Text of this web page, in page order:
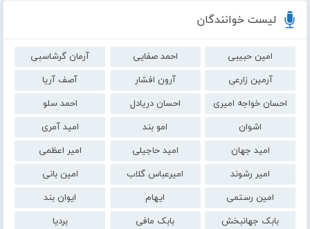
لیست خوانندگان
امین حبیبی احمد صفایی
آرمان گرشاسبی
آرمین زارعی
آرون افشار
آصف آریا
احسان خواجه امیری
احسان دریادل
احمد سلو
اشوان
امو بند
امید آمری
امید جهان
امید حاجیلی
امیر اعظمی
امیر رشوند
امیرعباس گلاب
امین بانی
امین رستمی
ایهام
ایوان بند
بابک جهانبخش
بابک مافی
بردیا